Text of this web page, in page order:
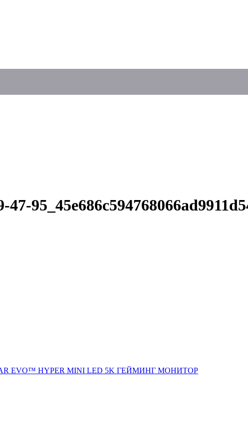
47-
EVO™ HYPER MINI LED 5K ГЕЙМИНГ МОНИТОР